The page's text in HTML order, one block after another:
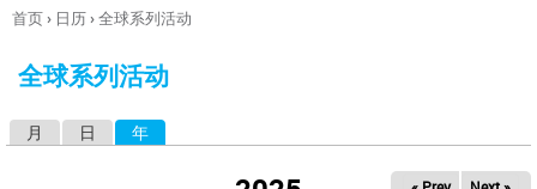
你
这
首页› 日历›全球系列活动
全球系列活动
月 日 年